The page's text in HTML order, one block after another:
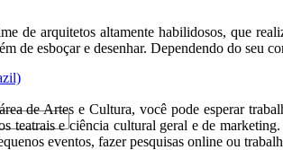
de arquitetos altamente habilidosos, que
de esboçar e desenhar. Dependendo do seu
de Artes e Cultura, você pode esperar
teatrais e ciência cultural geral e de
eventos, fazer pesquisas online ou